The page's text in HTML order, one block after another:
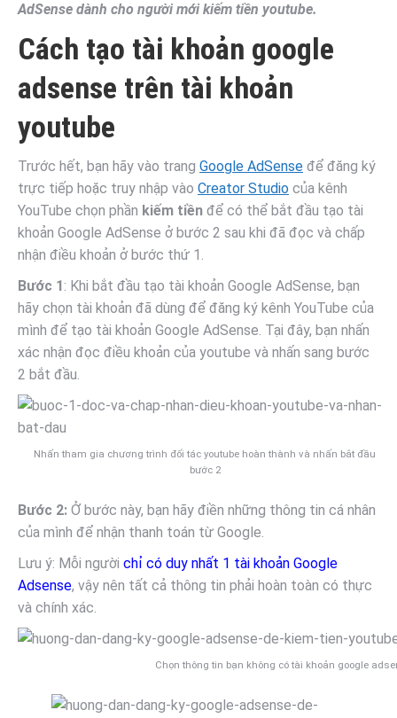
AdSense dành cho người mới kiếm tiền youtube.
Cách tạo tài khoản google
adsense trên tài khoản
youtube
Trước hết, bạn hãy vào trang Google AdSense để đăng ký
trực tiếp hoặc truy nhập vào Creator Studio của kênh
YouTube chọn phần kiếm tiền để có thể bắt đầu tạo tài
khoản Google AdSense ở bước 2 sau khi đã đọc và chấp
nhận điều khoản ở bước thứ 1.
Bước 1: Khi bắt đầu tạo tài khoản Google AdSense, bạn
hãy chọn tài khoản đã dùng để đăng ký kênh YouTube của
mình để tạo tài khoản Google AdSense. Tại đây, bạn nhấn
xác nhận đọc điều khoản của youtube và nhấn sang bước
2 bắt đầu.
Nhấn tham gia chương trình đối tác youtube hoàn thành và nhấn bắt đầu
bước 2
Bước 2: Ở bước này, bạn hãy điền những thông tin cá nhân
của mình để nhận thanh toán từ Google.
Lưu ý: Mỗi người chỉ có duy nhất 1 tài khoản Google
Adsense, vậy nên tất cả thông tin phải hoàn toàn có thực
và chính xác.
Chọn thông tin bạn không có tài khoản google